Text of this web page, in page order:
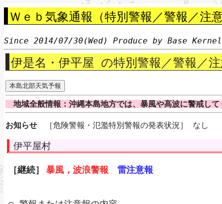
Ｗｅｂ気象通報（特別警報／警報／
Since 2014/07/30(Wed) Produce by Base
伊是名・伊平屋 の特別警報／警報／
地域全般情報：沖縄本島地方では、暴風や高波に警戒して
お知らせ ［危険警報・氾濫特別警報の発表状況］ なし
伊平屋村
［継続］ 暴風，波浪警報 雷注意報